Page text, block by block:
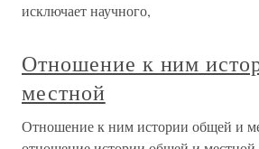
исключает научного,
Отношение к ним
местной
Отношение к ним истории общей и